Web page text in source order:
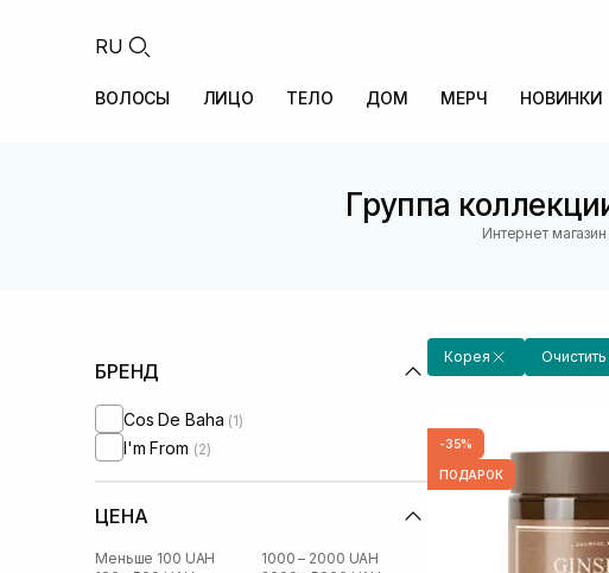
RU
ВОЛОСЫ ЛИЦО ТЕЛО ДОМ МЕРЧ НОВИНКИ
Группа
Интернет
БРЕНД
Cos De Baha (1)
I'm From (2)
ЦЕНА
Меньше 100 UAH
1000 – 2000 UAH
Корея Очистить
-35%
ПОДАРОК